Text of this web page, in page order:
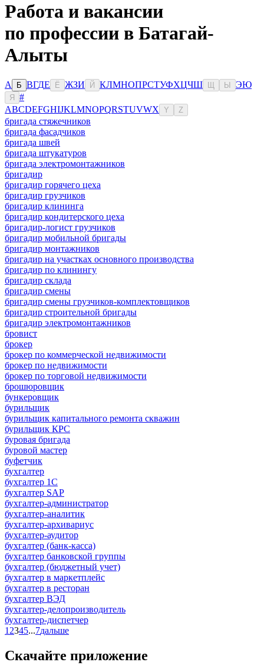
Работа и вакансии
по профессии в Батагай-
Алыты
А Б ВГДЕ Ё ЖЗИ Й КЛМНОПРСТУФХЦЧШ Ы ЭЮ
Я
#
ABCDEFGHIJKLMNOPQRSTUVWX Y Z
бригада стяжечников
бригада фасадчиков
бригада швей
бригада штукатуров
бригада электромонтажников
бригадир
бригадир горячего цеха
бригадир грузчиков
бригадир клининга
бригадир кондитерского цеха
бригадир-логист грузчиков
бригадир мобильной бригады
бригадир монтажников
бригадир на участках основного производства
бригадир по клинингу
бригадир склада
бригадир смены
бригадир смены грузчиков-комплектовщиков
бригадир строительной бригады
бригадир электромонтажников
бровист
брокер
брокер по коммерческой недвижимости
брокер по недвижимости
брокер по торговой недвижимости
брошюровщик
бункеровщик
бурильщик
бурильщик капитального ремонта скважин
бурильщик КРС
буровая бригада
буровой мастер
буфетчик
бухгалтер
бухгалтер 1C
бухгалтер SAP
бухгалтер-администратор
бухгалтер-аналитик
бухгалтер-архивариус
бухгалтер-аудитор
бухгалтер (банк-касса)
бухгалтер банковской группы
бухгалтер (бюджетный учет)
бухгалтер в маркетплейс
бухгалтер в ресторан
бухгалтер ВЭД
бухгалтер-делопроизводитель
бухгалтер-диспетчер
1 2345...7дальше
Скачайте приложение